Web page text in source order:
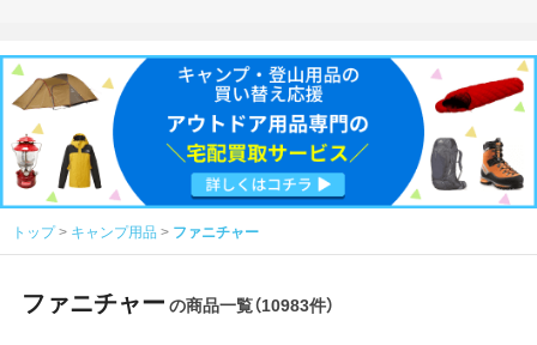
トップ キャンプ用品 ファニチャー
ファニチャー の商品一覧（10983件）